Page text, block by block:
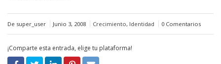
De super_user Junio 3, 2008 Crecimiento, Identidad 0 Comentarios
¡Comparte esta entrada, elige tu plataforma!